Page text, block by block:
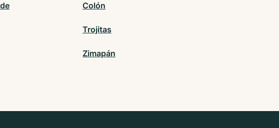
Colón
Trojitas
Zimapán